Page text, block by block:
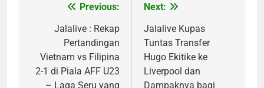
navigation
Previous:
Jalalive : Rekap
Pertandingan
Vietnam vs Filipina
2-1 di Piala AFF U23
– Laga Seru yang
Next:
Jalalive Kupas
Tuntas Transfer
Hugo Ekitike ke
Liverpool dan
Dampaknya bagi